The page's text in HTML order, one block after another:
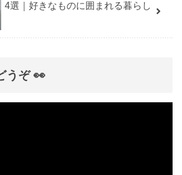
4選｜好きなものに囲まれる暮らし
うぞ 👀